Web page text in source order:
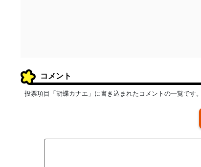
コメント
投票項目「胡蝶カナエ」に書き込まれたコメントの一覧です。